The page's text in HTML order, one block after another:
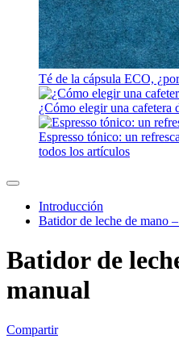
Té de la cápsula ECO,
¿Cómo elegir una cafetera
Espresso tónico: un
todos los artículos
Introducción
Batidor de leche de mano
Batidor de
manual
Compartir